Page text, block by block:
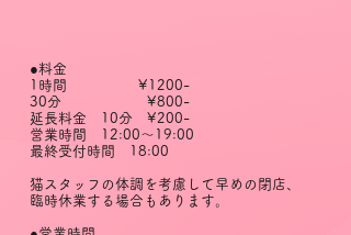
●料金
1時間 ¥1200-
30分 ¥800-
延長料金 10分 ¥200-
営業時間 12:00～19:00
最終受付時間 18:00
猫スタッフの体調を考慮して早めの閉店、
臨時休業する場合もあります。